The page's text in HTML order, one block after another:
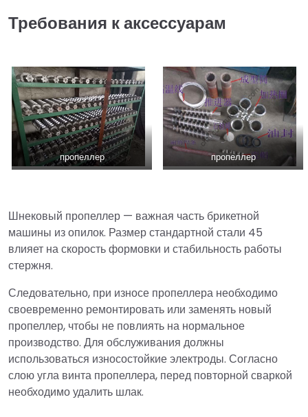
Требования к аксессуарам
пропеллер пропеллер
Шнековый пропеллер — важная часть брикетной
машины из опилок. Размер стандартной стали 45
влияет на скорость формовки и стабильность работы
стержня.
Следовательно, при износе пропеллера необходимо
своевременно ремонтировать или заменять новый
пропеллер, чтобы не повлиять на нормальное
производство. Для обслуживания должны
использоваться износостойкие электроды. Согласно
слою угла винта пропеллера, перед повторной сваркой
необходимо удалить шлак.